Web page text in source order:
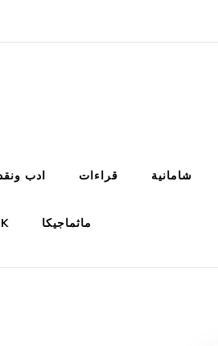
شامانية قراءات ادب
ماثماجيكا